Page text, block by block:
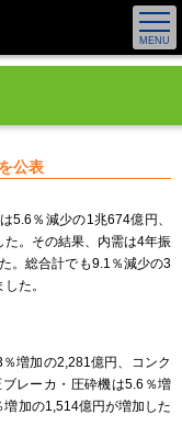
公表
5.6％減少の1兆674億円、
。その結果、内需は4年振
。総合計でも9.1％減少の3
た。
増加の2,281億円、コンク
レーカ・圧砕機は5.6％増
加の1,514億円が増加した